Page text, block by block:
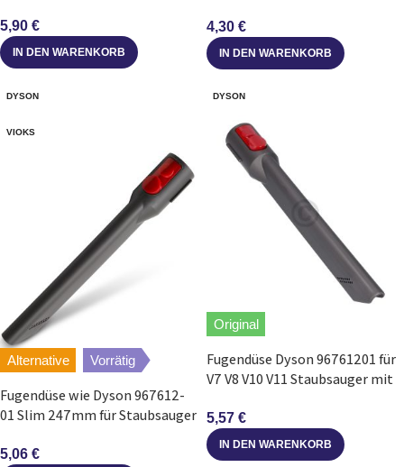
5,90 €
IN DEN WARENKORB
4,30 €
IN DEN WARENKORB
DYSON
VIOKS
Alternative Vorrätig
Fugendüse wie Dyson 967612-
01 Slim 247mm für Staubsauger
5,06 €
DYSON
Original
Fugendüse Dyson 96761201 für
V7 V8 V10 V11 Staubsauger mit
5,57 €
IN DEN WARENKORB